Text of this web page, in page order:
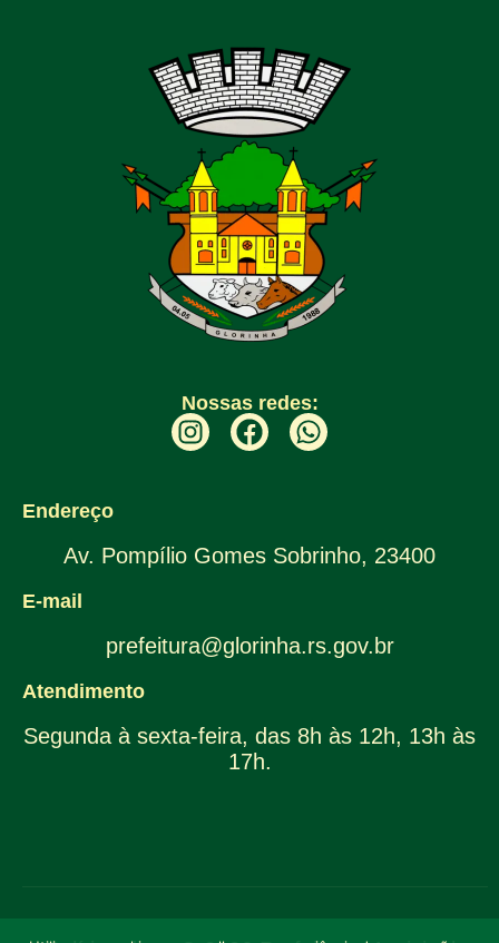
Nossas redes:
Endereço
Av. Pompílio Gomes Sobrinho, 23400
E-mail
prefeitura@glorinha.rs.gov.br
Atendimento
Segunda à sexta-feira, das 8h às 12h, 13h às
17h.